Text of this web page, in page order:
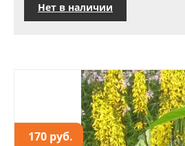
Нет в наличии
170 руб.